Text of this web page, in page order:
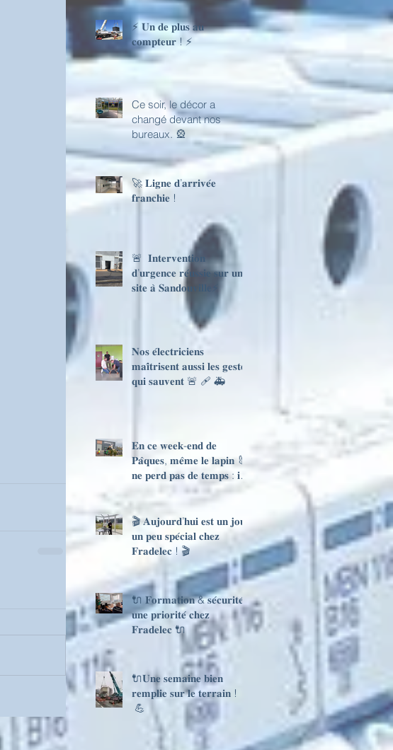
⚡ 𝐔𝐧 𝐝𝐞 𝐩𝐥𝐮𝐬 𝐚𝐮
𝐜𝐨𝐦𝐩𝐭𝐞𝐮𝐫 ! ⚡
Ce soir, le décor a
changé devant nos
bureaux. 🎡
🚀 𝐋𝐢𝐠𝐧𝐞 𝐝’𝐚𝐫𝐫𝐢𝐯𝐞́𝐞
𝐟𝐫𝐚𝐧𝐜𝐡𝐢𝐞 !
🚨 𝐈𝐧𝐭𝐞𝐫𝐯𝐞𝐧𝐭𝐢𝐨𝐧
𝐝’𝐮𝐫𝐠𝐞𝐧𝐜𝐞 𝐫𝐞́𝐮𝐬𝐬𝐢𝐞 𝐬𝐮𝐫 𝐮𝐧
𝐬𝐢𝐭𝐞 𝐚̀ 𝐒𝐚𝐧𝐝𝐨𝐮𝐯𝐢𝐥𝐥𝐞⚡
𝐍𝐨𝐬 𝐞́𝐥𝐞𝐜𝐭𝐫𝐢𝐜𝐢𝐞𝐧𝐬
𝐦𝐚𝐢̂𝐭𝐫𝐢𝐬𝐞𝐧𝐭 𝐚𝐮𝐬𝐬𝐢 𝐥𝐞𝐬 𝐠𝐞𝐬𝐭𝐞𝐬
𝐪𝐮𝐢 𝐬𝐚𝐮𝐯𝐞𝐧𝐭 🚨 🩹 🚑
𝐄𝐧 𝐜𝐞 𝐰𝐞𝐞𝐤-𝐞𝐧𝐝 𝐝𝐞
𝐏𝐚̂𝐪𝐮𝐞𝐬, 𝐦𝐞̂𝐦𝐞 𝐥𝐞 𝐥𝐚𝐩𝐢𝐧 🐰
𝐧𝐞 𝐩𝐞𝐫𝐝 𝐩𝐚𝐬 𝐝𝐞 𝐭𝐞𝐦𝐩𝐬 : 𝐢𝐥
𝐥𝐢𝐯𝐫𝐞 𝐯𝐢𝐭𝐞… 𝐞𝐭 𝐧𝐨𝐮𝐬 𝐚𝐮𝐬𝐬𝐢
🚚⚡
🎬 𝐀𝐮𝐣𝐨𝐮𝐫𝐝’𝐡𝐮𝐢 𝐞𝐬𝐭 𝐮𝐧 𝐣𝐨𝐮𝐫
𝐮𝐧 𝐩𝐞𝐮 𝐬𝐩𝐞́𝐜𝐢𝐚𝐥 𝐜𝐡𝐞𝐳
𝐅𝐫𝐚𝐝𝐞𝐥𝐞𝐜 ! 🎬
🔌 𝐅𝐨𝐫𝐦𝐚𝐭𝐢𝐨𝐧 & 𝐬𝐞́𝐜𝐮𝐫𝐢𝐭𝐞́ :
𝐮𝐧𝐞 𝐩𝐫𝐢𝐨𝐫𝐢𝐭𝐞́ 𝐜𝐡𝐞𝐳
𝐅𝐫𝐚𝐝𝐞𝐥𝐞𝐜 🔌
🔌𝐔𝐧𝐞 𝐬𝐞𝐦𝐚𝐢𝐧𝐞 𝐛𝐢𝐞𝐧
𝐫𝐞𝐦𝐩𝐥𝐢𝐞 𝐬𝐮𝐫 𝐥𝐞 𝐭𝐞𝐫𝐫𝐚𝐢𝐧 !
💪